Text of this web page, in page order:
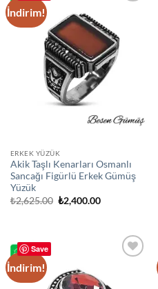
İndirim!
ERKEK YÜZÜK
Akik Taşlı Kenarları Osmanlı
Sancağı Figürlü Erkek Gümüş
Yüzük
₺2,625.00 Orijinal
fiyat:
₺2,400.00Şu
Save
İndirim!